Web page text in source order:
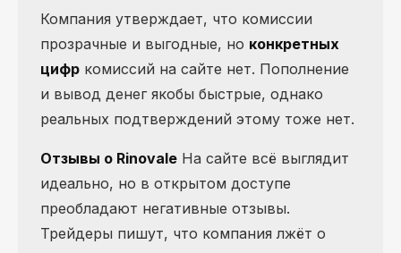
Компания утверждает, что комиссии
прозрачные и выгодные, но конкретных
цифр комиссий на сайте нет. Пополнение
и вывод денег якобы быстрые, однако
реальных подтверждений этому тоже нет.
Отзывы о Rinovale На сайте всё выглядит
идеально, но в открытом доступе
преобладают негативные отзывы.
Трейдеры пишут, что компания лжёт о